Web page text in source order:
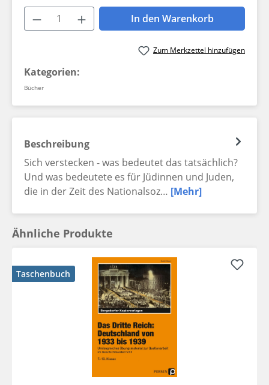
Produkt Anzahl: Gib den
In den Warenkorb
Zum Merkzettel hinzufügen
Kategorien:
Bücher
Beschreibung
Sich verstecken - was bedeutet das tatsächlich?
Und was bedeutete es für Jüdinnen und Juden,
die in der Zeit des Nationalsoz… [Mehr]
Ähnliche Produkte
Taschenbuch